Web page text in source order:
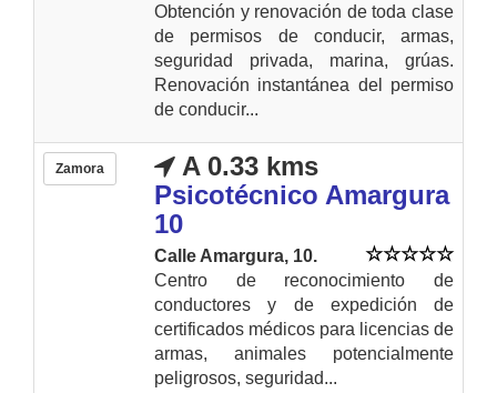
Obtención y renovación de toda clase
de permisos de conducir, armas,
seguridad privada, marina, grúas.
Renovación instantánea del permiso
de conducir...
Zamora
A 0.33 kms
Psicotécnico Amargura
10
Calle Amargura, 10.
Centro de reconocimiento de
conductores y de expedición de
certificados médicos para licencias de
armas, animales potencialmente
peligrosos, seguridad...